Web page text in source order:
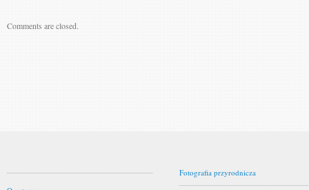
Comments are closed.
Fotografia przyrodnicza